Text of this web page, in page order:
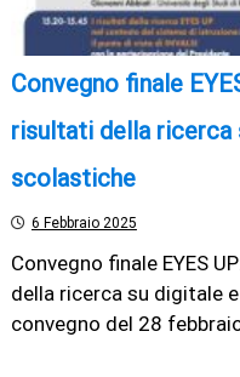
Convegno finale
risultati della ricerca
scolastiche
6 Febbraio 2025
Convegno finale EYES
della ricerca su digitale
convegno del 28